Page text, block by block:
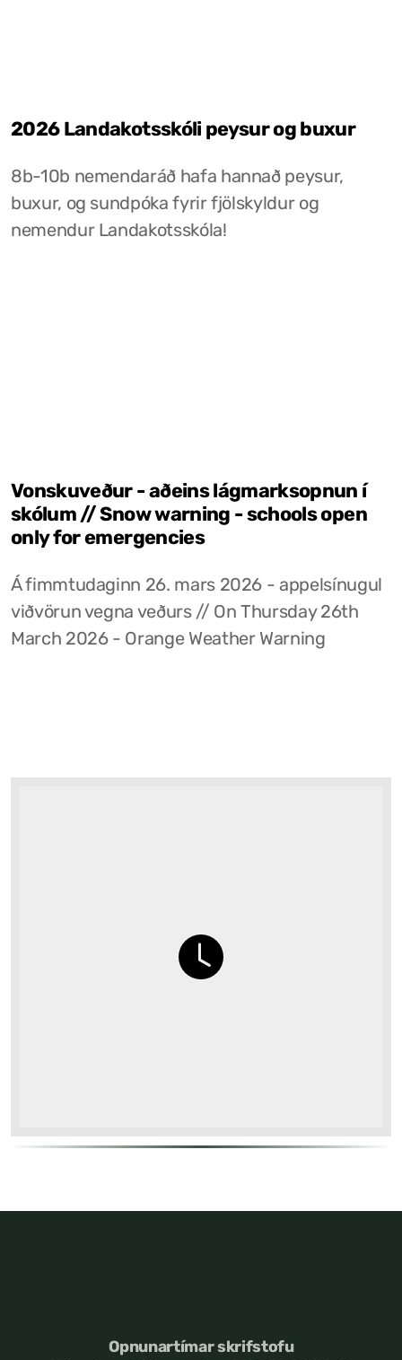
2026 Landakotsskóli peysur og buxur
8b-10b nemendaráð hafa hannað peysur,
buxur, og sundpóka fyrir fjölskyldur og
nemendur Landakotsskóla!
Vonskuveður - aðeins lágmarksopnun í
skólum // Snow warning - schools open
only for emergencies
Á fimmtudaginn 26. mars 2026 - appelsínugul
viðvörun vegna veðurs // On Thursday 26th
March 2026 - Orange Weather Warning
Opnunartímar skrifstofu